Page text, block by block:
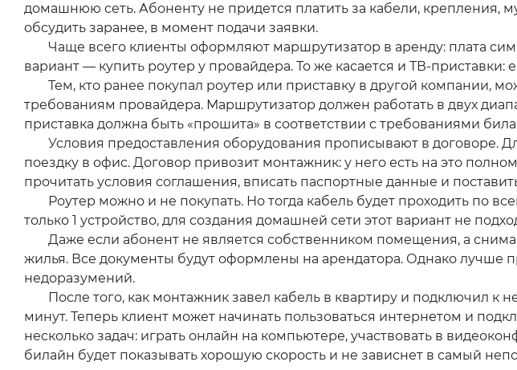
домашнюю сеть. Абоненту не придется платить за кабели, крепления,
обсудить заранее, в момент подачи заявки.
Чаще всего клиенты оформляют маршрутизатор в аренду: плата
вариант — купить роутер у провайдера. То же касается и ТВ-приставки:
Тем, кто ранее покупал роутер или приставку в другой компании,
требованиям провайдера. Маршрутизатор должен работать в двух
приставка должна быть «прошита» в соответствии с требованиями
Условия предоставления оборудования прописывают в договоре.
поездку в офис. Договор привозит монтажник: у него есть на это
прочитать условия соглашения, вписать паспортные данные и
Роутер можно и не покупать. Но тогда кабель будет проходить по
только 1 устройство, для создания домашней сети этот вариант не
Даже если абонент не является собственником помещения, а
жилья. Все документы будут оформлены на арендатора. Однако
недоразумений.
После того, как монтажник завел кабель в квартиру и подключил к
минут. Теперь клиент может начинать пользоваться интернетом и
несколько задач: играть онлайн на компьютере, участвовать в
билайн будет показывать хорошую скорость и не зависнет в самый